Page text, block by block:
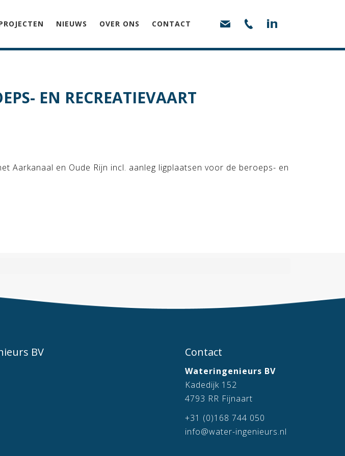
NIEUWS OVER ONS CONTACT
EN RECREATIEVAART
Aarkanaal en Oude Rijn incl. aanleg ligplaatsen voor de beroeps- en
BV Contact
Wateringenieurs BV
Kadedijk 152
4793 RR Fijnaart
+31 (0)168 744 050
info@water-ingenieurs.nl